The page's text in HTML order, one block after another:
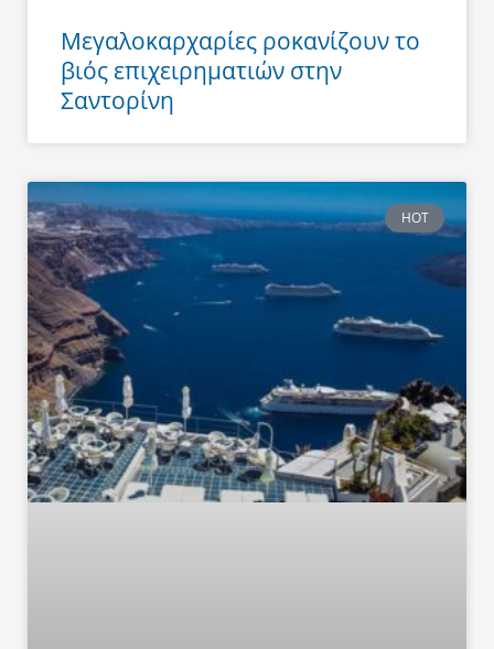
Μεγαλοκαρχαρίες ροκανίζουν το
βιός επιχειρηματιών στην
Σαντορίνη
HOT